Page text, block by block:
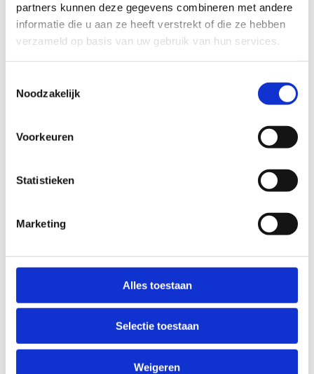
partners kunnen deze gegevens combineren met andere
informatie die u aan ze heeft verstrekt of die ze hebben
verzameld op basis van uw gebruik van hun services.
Noodzakelijk
Voorkeuren
Statistieken
Marketing
Alles toestaan
Selectie toestaan
Weigeren
We bouwen een gigantisch speelparadijs om het